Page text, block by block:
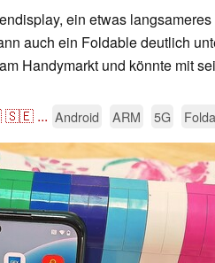
ein etwas
auch ein Foldable deutlich
Handymarkt und könnte mit
🇸🇪 ... Android ARM 5G